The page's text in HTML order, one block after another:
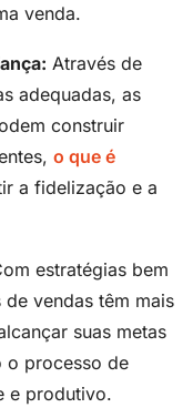
venda.
Através de
adequadas, as
construir
o que é
a fidelização e a
estratégias bem
vendas têm mais
suas metas
o processo de
e produtivo.